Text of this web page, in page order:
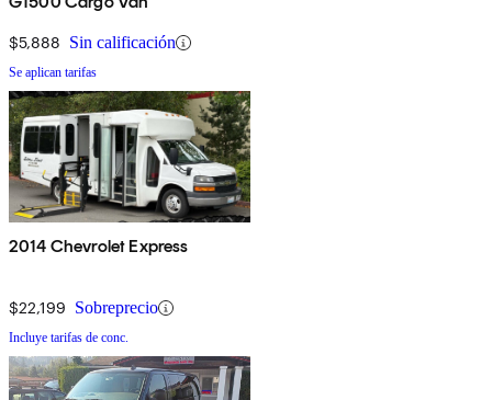
$5,888 Sin calificación
Se aplican tarifas
2014 Chevrolet Express
$22,199 Sobreprecio
Incluye tarifas de conc.